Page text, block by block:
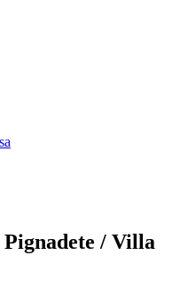
/ Villa